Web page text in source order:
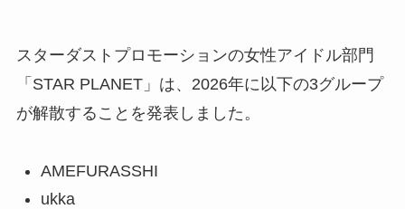
スターダストプロモーションの女性アイドル部門
「STAR PLANET」は、2026年に以下の3グループ
が解散することを発表しました。
AMEFURASSHI
ukka